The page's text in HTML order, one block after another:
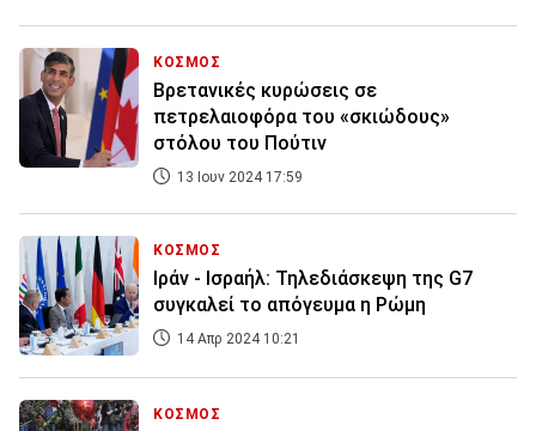
ΚΟΣΜΟΣ
Βρετανικές κυρώσεις σε
πετρελαιοφόρα του «σκιώδους»
στόλου του Πούτιν
13 Ιουν 2024 17:59
ΚΟΣΜΟΣ
Ιράν - Ισραήλ: Τηλεδιάσκεψη της G7
συγκαλεί το απόγευμα η Ρώμη
14 Απρ 2024 10:21
ΚΟΣΜΟΣ